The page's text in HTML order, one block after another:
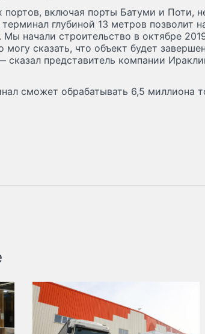
портов, включая порты Батуми и Поти,
глубиной 13 метров позволит
начали строительство в октябре
сказать, что объект будет
сказал представитель компании
сможет обрабатывать 6,5 миллиона